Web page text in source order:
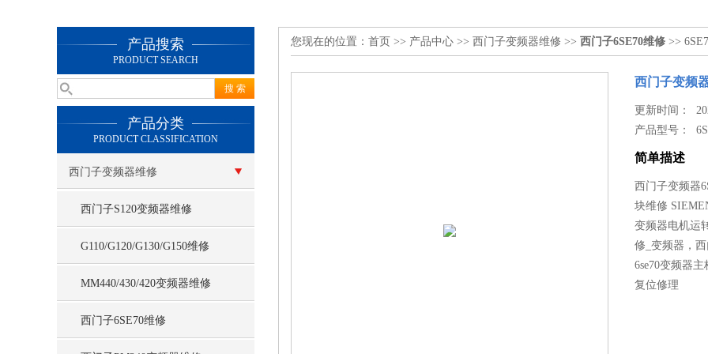
产品搜索
PRODUCT SEARCH
产品分类
PRODUCT CLASSIFICATION
西门子变频器维修
西门子S120变频器维修
G110/G120/G130/G150维修
MM440/430/420变频器维修
西门子6SE70维修
您现在的位置： 首页 >> 产品中心 >> 西门子变频器维修 >> 西门子6SE70维修 >>
西门子变频
更新时间：
产品型号：
简单描述
西门子变频器
块维修
变频器电机运
修_变频器，
6se70变频器
复位修理